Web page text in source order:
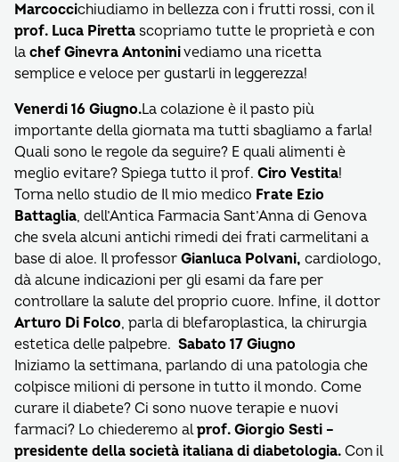
Marcoccichiudiamo in bellezza con i frutti rossi, con il
prof. Luca Piretta scopriamo tutte le proprietà e con
la chef Ginevra Antoninivediamo una ricetta
semplice e veloce per gustarli in leggerezza!
Venerdi 16 Giugno.La colazione è il pasto più
importante della giornata ma tutti sbagliamo a farla!
Quali sono le regole da seguire? E quali alimenti è
meglio evitare? Spiega tutto il prof. Ciro Vestita!
Torna nello studio de Il mio medico Frate Ezio
Battaglia, dell’Antica Farmacia Sant’Anna di Genova
che svela alcuni antichi rimedi dei frati carmelitani a
base di aloe. Il professor Gianluca Polvani, cardiologo,
dà alcune indicazioni per gli esami da fare per
controllare la salute del proprio cuore. Infine, il dottor
Arturo Di Folco, parla di blefaroplastica, la chirurgia
estetica delle palpebre. Sabato 17 Giugno
Iniziamo la settimana, parlando di una patologia che
colpisce milioni di persone in tutto il mondo. Come
curare il diabete? Ci sono nuove terapie e nuovi
farmaci? Lo chiederemo alprof. Giorgio Sesti –
presidente della società italiana di diabetologia. Con il